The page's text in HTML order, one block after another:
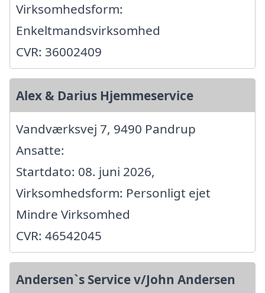
Virksomhedsform:
Enkeltmandsvirksomhed
CVR: 36002409
Alex & Darius Hjemmeservice
Vandværksvej 7, 9490 Pandrup
Ansatte:
Startdato: 08. juni 2026,
Virksomhedsform: Personligt ejet
Mindre Virksomhed
CVR: 46542045
Andersen`s Service v/John Andersen